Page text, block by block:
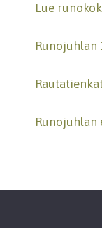
Lue
Runojuhlan
Runojuhlan